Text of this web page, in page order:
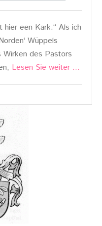
een Kark.“ Als ich
Wüppels
des Pastors
Lesen Sie weiter …